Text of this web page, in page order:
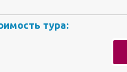
тура: